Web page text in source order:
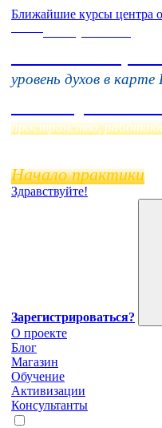
Ближайшие курсы центра
уровень духов в
пространство,
Начало практики
Здравствуйте!
Зарегистрироваться?
О проекте
Блог
Магазин
Обучение
Активизации
Консультанты